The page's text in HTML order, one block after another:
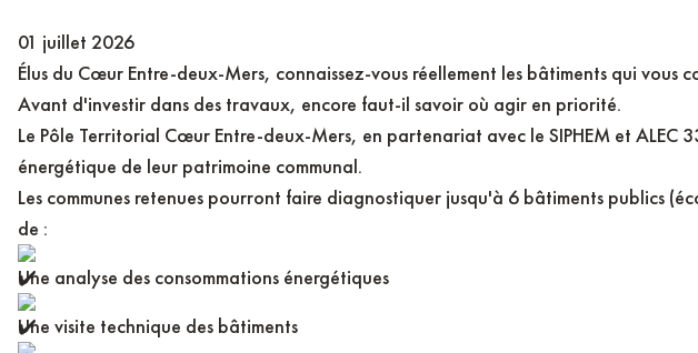
01 juillet 2026
Élus du Cœur Entre-deux-Mers, connaissez-vous réellement les bâtiments qui vous
Avant d'investir dans des travaux, encore faut-il savoir où agir en priorité.
Le Pôle Territorial Cœur Entre-deux-Mers, en partenariat avec le SIPHEM et
énergétique de leur patrimoine communal.
Les communes retenues pourront faire diagnostiquer jusqu'à 6 bâtiments publics
de :
Une analyse des consommations énergétiques
Une visite technique des bâtiments